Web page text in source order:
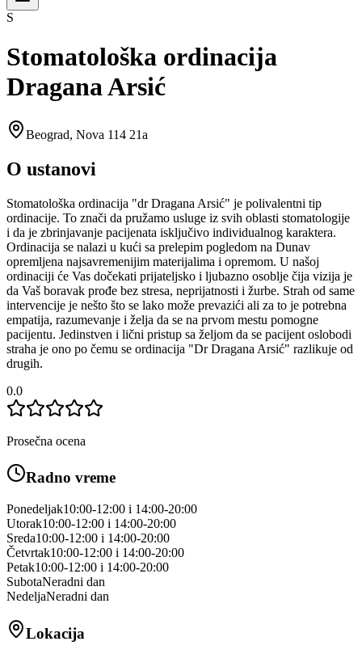
S
Stomatološka ordinacija
Dragana Arsić
Beograd, Nova 114 21a
O ustanovi
Stomatološka ordinacija "dr Dragana Arsić" je polivalentni tip
ordinacije. To znači da pružamo usluge iz svih oblasti stomatologije
i da je zbrinjavanje pacijenata isključivo individualnog karaktera.
Ordinacija se nalazi u kući sa prelepim pogledom na Dunav
opremljena najsavremenijim materijalima i opremom. U našoj
ordinaciji će Vas dočekati prijateljsko i ljubazno osoblje čija vizija je
da Vaš boravak prođe bez stresa, neprijatnosti i žurbe. Strah od same
intervencije je nešto što se lako može prevazići ali za to je potrebna
empatija, razumevanje i želja da se na prvom mestu pomogne
pacijentu. Jedinstven i lični pristup sa željom da se pacijent oslobodi
straha je ono po čemu se ordinacija "Dr Dragana Arsić" razlikuje od
drugih.
0.0
Prosečna ocena
Radno vreme
Ponedeljak10:00-12:00 i 14:00-20:00
Utorak10:00-12:00 i 14:00-20:00
Sreda10:00-12:00 i 14:00-20:00
Četvrtak10:00-12:00 i 14:00-20:00
Petak10:00-12:00 i 14:00-20:00
SubotaNeradni dan
NedeljaNeradni dan
Lokacija